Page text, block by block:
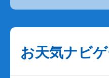
お天気ナビ